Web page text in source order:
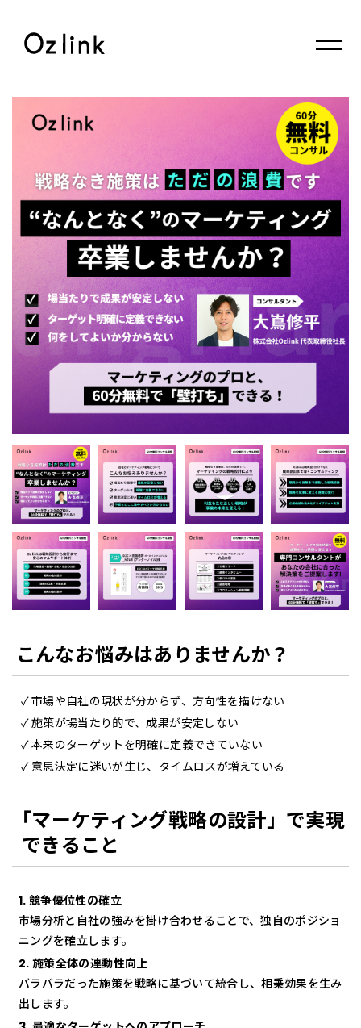
こんなお悩みはありませんか？
市場や自社の現状が分からず、方向性を描けない
施策が場当たり的で、成果が安定しない
本来のターゲットを明確に定義できていない
意思決定に迷いが生じ、タイムロスが増えている
「マーケティング戦略の設計」で実現
できること
1. 競争優位性の確立
市場分析と自社の強みを掛け合わせることで、独自のポジショ
ニングを確立します。
2. 施策全体の連動性向上
バラバラだった施策を戦略に基づいて統合し、相乗効果を生み
出します。